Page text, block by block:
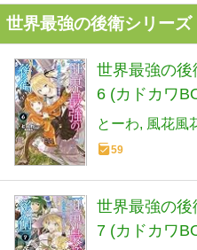
世界最強の後衛シリーズ
世界最強の
6 (カドカワ
とーわ 風花風
59
世界最強の
7 (カドカワ